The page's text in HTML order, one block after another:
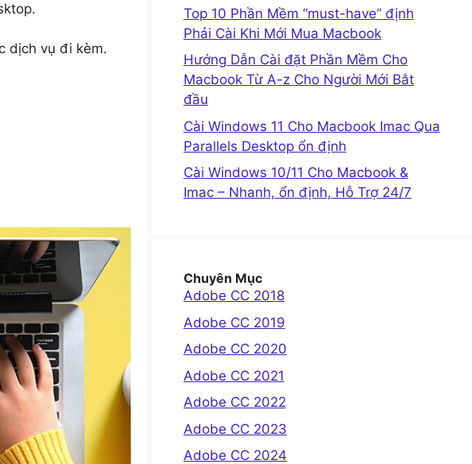
dịch vụ đi kèm.
Top 10 Phần Mềm “must-have” định
Phải Cài Khi Mới Mua Macbook
Hướng Dẫn Cài đặt Phần Mềm Cho
Macbook Từ A-z Cho Người Mới Bắt
đầu
Cài Windows 11 Cho Macbook Imac Qua
Parallels Desktop ổn định
Cài Windows 10/11 Cho Macbook &
Imac – Nhanh, ổn định, Hỗ Trợ 24/7
Chuyên Mục
Adobe CC 2018
Adobe CC 2019
Adobe CC 2020
Adobe CC 2021
Adobe CC 2022
Adobe CC 2023
Adobe CC 2024